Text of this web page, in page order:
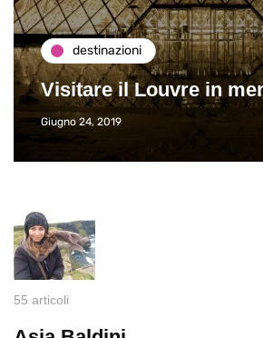
destinazioni
Visitare il Louvre in
Giugno 24, 2019
55 articoli